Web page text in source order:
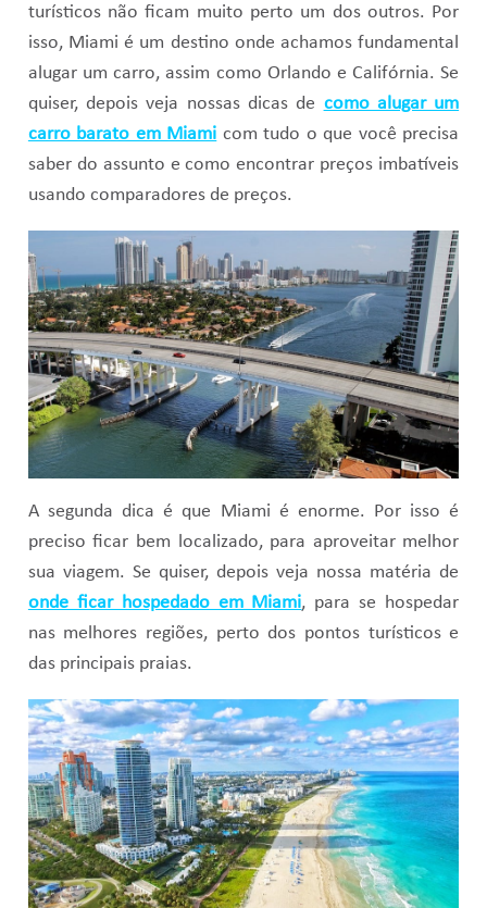
turísticos não ficam muito perto um dos outros. Por
isso, Miami é um destino onde achamos fundamental
alugar um carro, assim como Orlando e Califórnia. Se
quiser, depois veja nossas dicas de como alugar um
carro barato em Miami com tudo o que você precisa
saber do assunto e como encontrar preços imbatíveis
usando comparadores de preços.
A segunda dica é que Miami é enorme. Por isso é
preciso ficar bem localizado, para aproveitar melhor
sua viagem. Se quiser, depois veja nossa matéria de
onde ficar hospedado em Miami, para se hospedar
nas melhores regiões, perto dos pontos turísticos e
das principais praias.